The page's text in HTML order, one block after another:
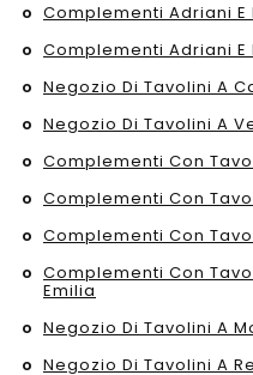
Complementi Adriani E
Complementi Adriani E
Negozio Di Tavolini A
Negozio Di Tavolini A
Complementi Con
Complementi Con
Complementi Con
Complementi Con
Emilia
Negozio Di Tavolini A
Negozio Di Tavolini A